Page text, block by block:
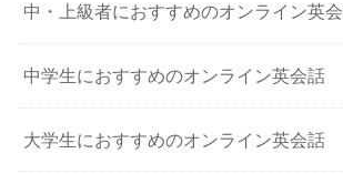
中・上級者におすすめのオンライン英
中学生におすすめのオンライン英会話
大学生におすすめのオンライン英会話